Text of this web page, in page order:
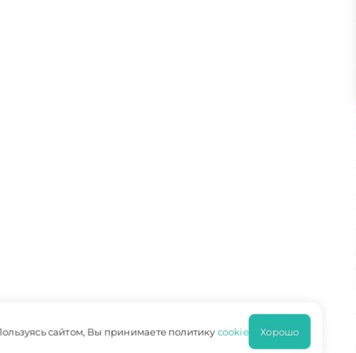
Пользуясь сайтом, Вы принимаете политикуcookie Хорошо